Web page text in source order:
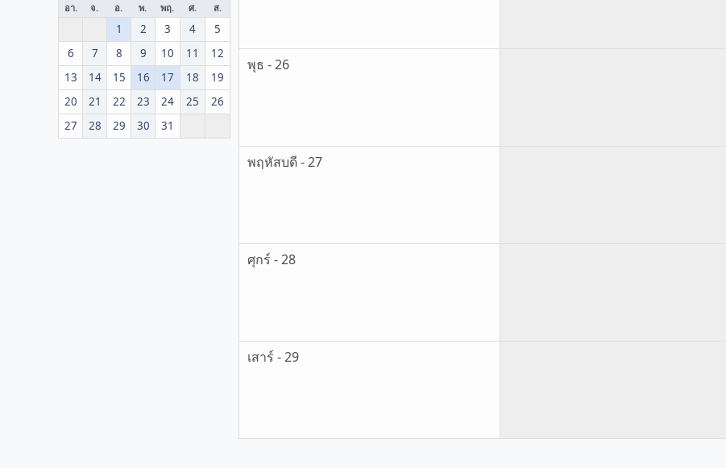
อา. จ. อ. พ. พฤ. ศ. ส.
1 2 3 4
5
6
7 8 9 10 11
12
13
14 15 16 17 18
19
20
21 22 23 24 25
26
27
28 29 30 31
พุธ - 26
พฤหัสบดี - 27
ศุกร์ - 28
เสาร์ - 29